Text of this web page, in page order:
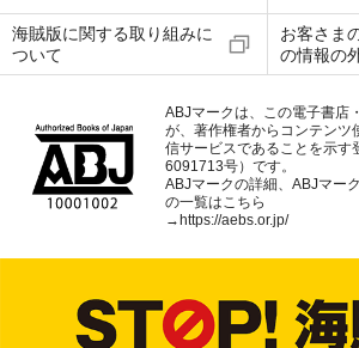
海賊版に関する取り組みに
ついて
お客さま
の情報の
ABJマークは、この電子書店
が、著作権者からコンテンツ
信サービスであることを示す
6091713号）です。
ABJマークの詳細、ABJマー
の一覧はこちら
→ https://aebs.or.jp/